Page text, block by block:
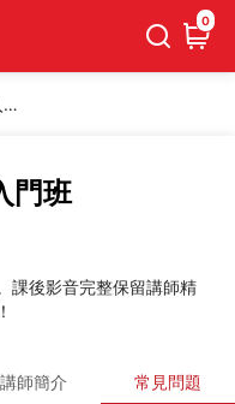
0
｜選股勝利組｜初階入門班
門班
課後影音完整保留講師精
講師簡介 常見問題